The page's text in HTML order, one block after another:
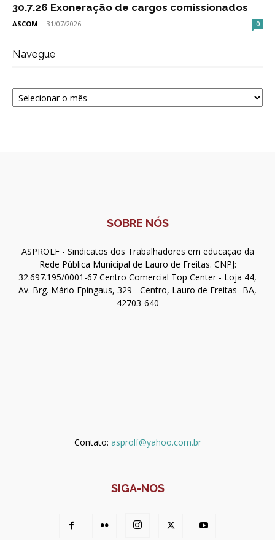
30.7.26 Exoneração de cargos comissionados
ASCOM - 31/07/2026 0
Navegue
Navegue
SOBRE NÓS
ASPROLF - Sindicatos dos Trabalhadores em educação da
Rede Pública Municipal de Lauro de Freitas. CNPJ:
32.697.195/0001-67 Centro Comercial Top Center - Loja 44,
Av. Brg. Mário Epingaus, 329 - Centro, Lauro de Freitas -BA,
42703-640
Contato: asprolf@yahoo.com.br
SIGA-NOS